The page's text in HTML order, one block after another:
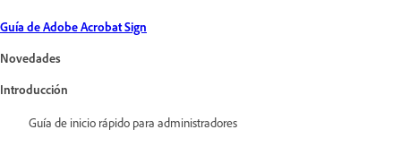
Guía de Adobe Acrobat Sign
Novedades
Introducción
Guía de inicio rápido para administradores